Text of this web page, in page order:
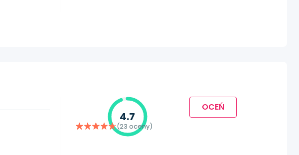
4.7
(23 oceny)
OCEŃ